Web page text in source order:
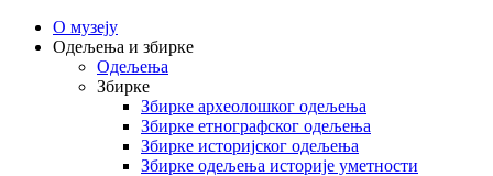
О музеју
Одељења и збирке
Одељења
Збирке
Збирке археолошког одељења
Збирке етнографског одељења
Збирке историјског одељења
Збирке одељења историје уметности